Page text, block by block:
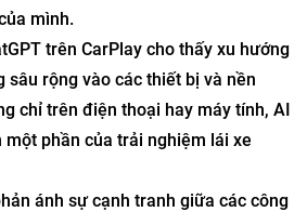
mình.
trên CarPlay cho thấy xu hướng
sâu rộng vào các thiết bị và nền
chỉ trên điện thoại hay máy tính, AI
phần của trải nghiệm lái xe
ánh sự cạnh tranh giữa các công